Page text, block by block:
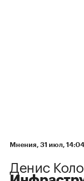
Мнения 31 июл, 14:04
Денис